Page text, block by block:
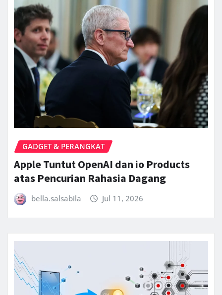
GADGET & PERANGKAT
Apple Tuntut OpenAI dan io Products
atas Pencurian Rahasia Dagang
bella.salsabila Jul 11, 2026